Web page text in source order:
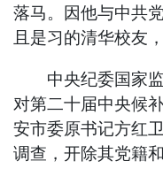
落马。因他与中共
且是习的清华校友
中央纪委国家监
对第二十届中央候
安市委原书记方红
调查，开除其党籍和